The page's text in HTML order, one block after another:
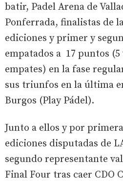
batir, Padel Arena de
Ponferrada, finalistas de
ediciones y primer y
empatados a 17 puntos
empates) en la fase
sus triunfos en la última
Burgos (Play Pádel).
Junto a ellos y por
ediciones disputadas de
segundo representante
Final Four tras caer CDO